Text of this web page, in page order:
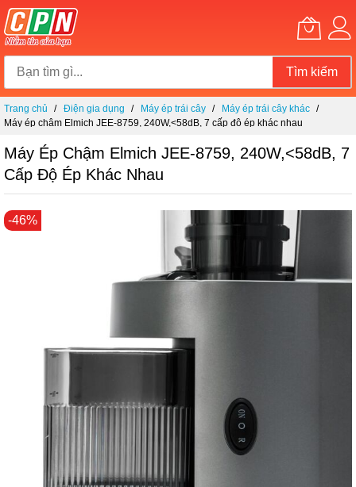
Tìm kiếm
Chuyển
đến
dung
Trang chủ Điện gia dụng Máy ép trái cây
Máy ép trái cây khác
Máy ép chậm Elmich JEE-8759, 240W,<58dB, 7 cấp độ ép khác nhau
Máy Ép Chậm Elmich JEE-8759, 240W,<58dB, 7
Cấp Độ Ép Khác Nhau
Chuyển
đến
-46%